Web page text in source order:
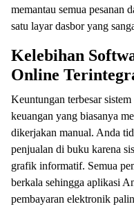
memantau semua pesanan
satu layar dasbor yang
Kelebihan
Online
Keuntungan terbesar
keuangan yang biasanya
dikerjakan manual. Anda
penjualan di buku karena
grafik informatif. Semua
berkala sehingga aplikasi
pembayaran elektronik